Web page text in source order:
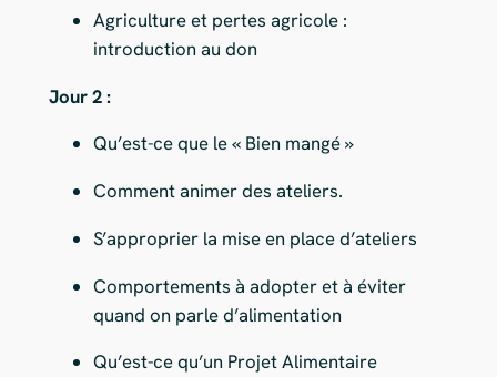
Agriculture et pertes agricole :
introduction au don
Jour 2 :
Qu’est-ce que le « Bien mangé »
Comment animer des ateliers.
S’approprier la mise en place d’ateliers
Comportements à adopter et à éviter
quand on parle d’alimentation
Qu’est-ce qu’un Projet Alimentaire